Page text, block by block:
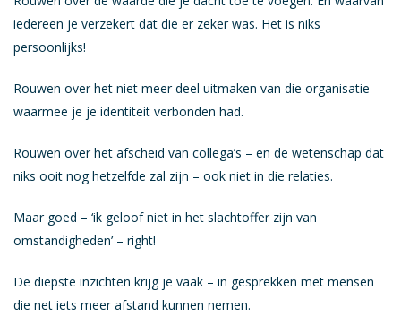
iedereen je verzekert dat die er zeker was. Het is niks
persoonlijks!
Rouwen over het niet meer deel uitmaken van die organisatie
waarmee je je identiteit verbonden had.
Rouwen over het afscheid van collega’s – en de wetenschap dat
niks ooit nog hetzelfde zal zijn – ook niet in die relaties.
Maar goed – ‘ik geloof niet in het slachtoffer zijn van
omstandigheden’ – right!
De diepste inzichten krijg je vaak – in gesprekken met mensen
die net iets meer afstand kunnen nemen.